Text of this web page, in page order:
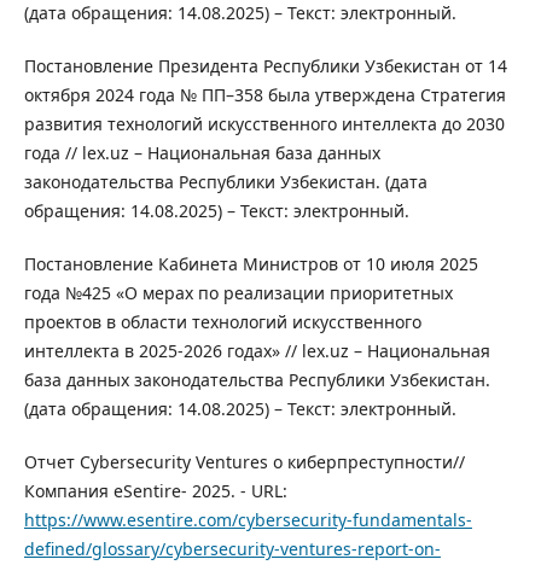
(дата обращения: 14.08.2025) – Текст: электронный.
Постановление Президента Республики Узбекистан от 14
октября 2024 года № ПП–358 была утверждена Стратегия
развития технологий искусственного интеллекта до 2030
года // lex.uz – Национальная база данных
законодательства Республики Узбекистан. (дата
обращения: 14.08.2025) – Текст: электронный.
Постановление Кабинета Министров от 10 июля 2025
года №425 «О мерах по реализации приоритетных
проектов в области технологий искусственного
интеллекта в 2025-2026 годах» // lex.uz – Национальная
база данных законодательства Республики Узбекистан.
(дата обращения: 14.08.2025) – Текст: электронный.
Отчет Cybersecurity Ventures о киберпреступности//
Компания eSentire- 2025. - URL:
https://www.esentire.com/cybersecurity-fundamentals-
defined/glossary/cybersecurity-ventures-report-on-